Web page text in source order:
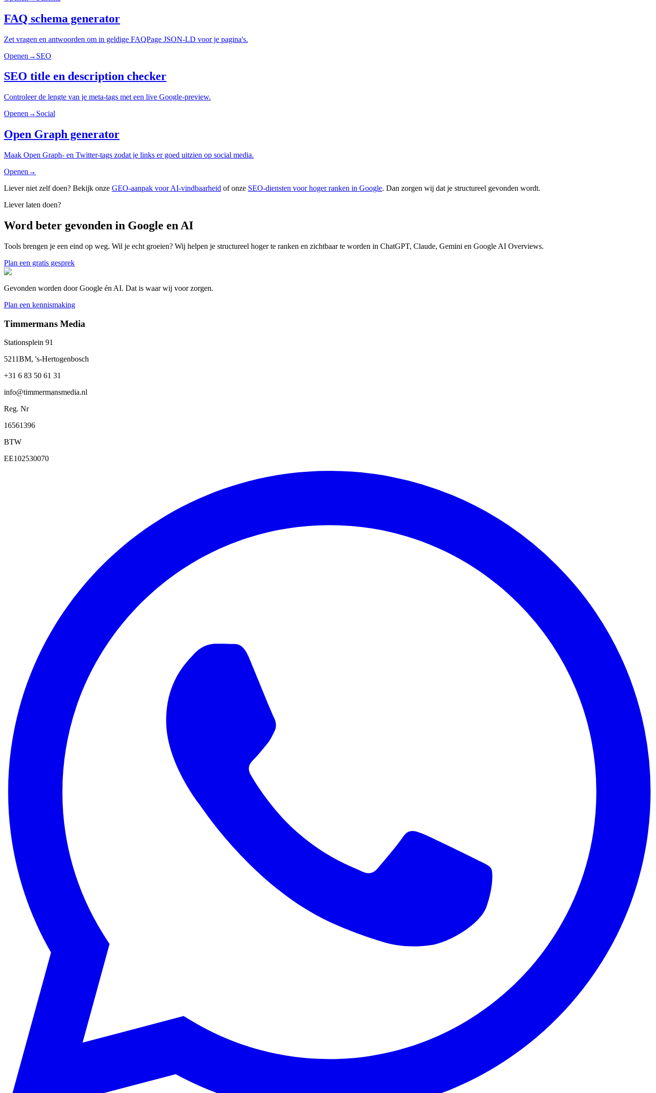
FAQ schema generator
Zet vragen en antwoorden om in geldige FAQPage JSON-LD voor je pagina's.
Openen → SEO
SEO title en description checker
Controleer de lengte van je meta-tags met een live Google-preview.
Openen → Social
Open Graph generator
Maak Open Graph- en Twitter-tags zodat je links er goed uitzien op social media.
Openen →
Liever niet zelf doen? Bekijk onze GEO-aanpak voor AI-vindbaarheid of onze SEO-diensten voor hoger ranken in Google. Dan zorgen wij dat je structureel gevonden wordt.
Liever laten doen?
Word beter gevonden in Google en AI
Tools brengen je een eind op weg. Wil je echt groeien? Wij helpen je structureel hoger te ranken en zichtbaar te worden in ChatGPT, Claude, Gemini en Google AI Overviews.
Plan een gratis gesprek
Gevonden worden door Google én AI. Dat is waar wij voor zorgen.
Plan een kennismaking
Timmermans Media
Stationsplein 91
5211BM, 's-Hertogenbosch
+31 6 83 50 61 31
info@timmermansmedia.nl
Reg. Nr
16561396
BTW
EE102530070